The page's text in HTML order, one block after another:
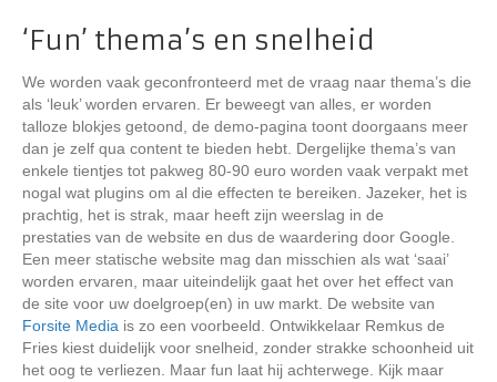
‘Fun’ thema’s en snelheid
We worden vaak geconfronteerd met de vraag naar thema’s die
als ‘leuk’ worden ervaren. Er beweegt van alles, er worden
talloze blokjes getoond, de demo-pagina toont doorgaans meer
dan je zelf qua content te bieden hebt. Dergelijke thema’s van
enkele tientjes tot pakweg 80-90 euro worden vaak verpakt met
nogal wat plugins om al die effecten te bereiken. Jazeker, het is
prachtig, het is strak, maar heeft zijn weerslag in de
prestaties van de website en dus de waardering door Google.
Een meer statische website mag dan misschien als wat ‘saai’
worden ervaren, maar uiteindelijk gaat het over het effect van
de site voor uw doelgroep(en) in uw markt. De website van
Forsite Media is zo een voorbeeld. Ontwikkelaar Remkus de
Fries kiest duidelijk voor snelheid, zonder strakke schoonheid uit
het oog te verliezen. Maar fun laat hij achterwege. Kijk maar